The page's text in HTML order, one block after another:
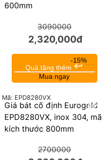
600mm
3090000
2,320,000đ
-15%
Quà tặng thêm keyboard_return
Mua ngay
25%
Giá bát cố định Eurogold
EPD8280VX, inox 304, mã
kích thước 800mm
Mã: EPD8280VX
2700000